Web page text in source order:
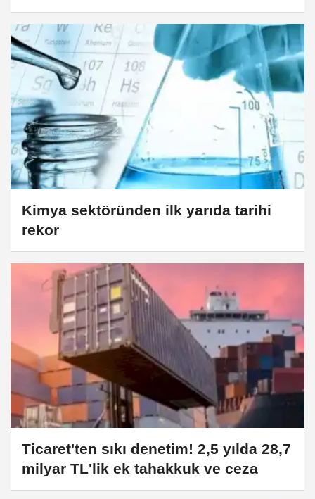
Kimya sektöründen ilk yarıda tarihi
rekor
Ticaret'ten sıkı denetim! 2,5 yılda 28,7
milyar TL'lik ek tahakkuk ve ceza